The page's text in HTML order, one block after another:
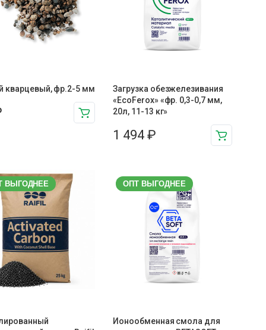
кварцевый, фр.2-5 мм
Загрузка обезжелезивания
«EcoFerox» «фр. 0,3-0,7 мм,
20л, 11-13 кг»
1 494₽
ВЫГОДНЕЕ ОПТ ВЫГОДНЕЕ
Ионообменная смола для